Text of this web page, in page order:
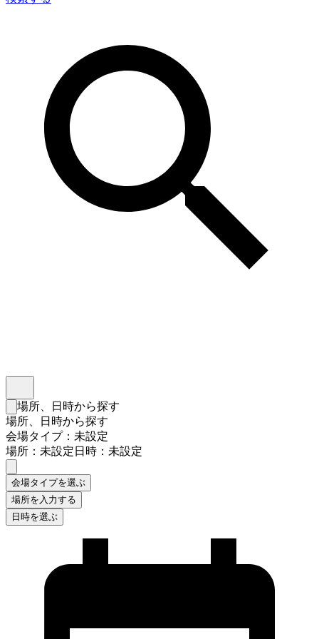
検索フォームを閉じる
場所、日時から探す
場所、日時から探す
会場タイプ：未設定
場所：未設定日時：未設定
会場タイプを選ぶ
場所を入力する
日時を選ぶ